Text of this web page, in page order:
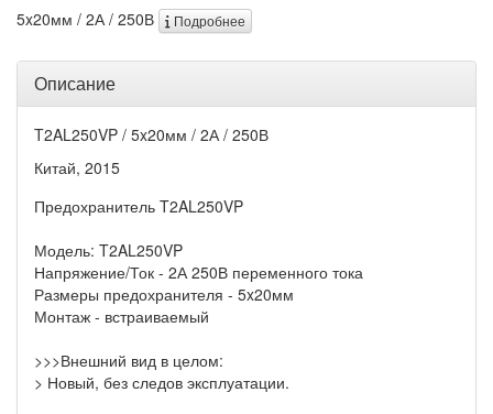
5x20мм / 2А / 250В Подробнее
Описание
T2AL250VP / 5x20мм / 2А / 250В
Китай, 2015
Предохранитель T2AL250VP
Модель: T2AL250VP
Напряжение/Ток - 2А 250В переменного тока
Размеры предохранителя - 5x20мм
Монтаж - встраиваемый
>>>Внешний вид в целом:
> Новый, без следов эксплуатации.